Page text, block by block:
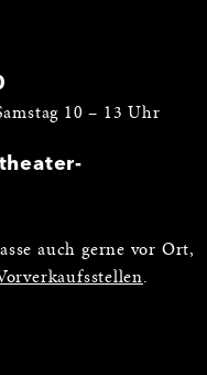
10 – 13 Uhr
auch gerne vor Ort,
.